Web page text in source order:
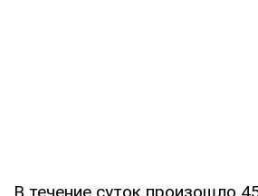
В течение суток произошло